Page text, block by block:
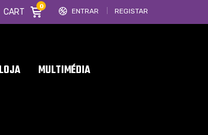
ENTRAR REGISTAR
CART
0
LOJA MULTIMÉDIA